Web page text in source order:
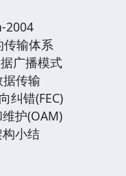
2004
输体系
广播模式
传输
错(FEC)
护(OAM)
小结